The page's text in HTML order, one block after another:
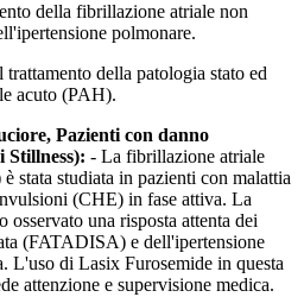
della fibrillazione atriale non
polmonare.
della patologia stato ed
acuto (PAH).
Pazienti con danno
Stillness): - La fibrillazione atriale
stata studiata in pazienti con malattia
(CHE) in fase attiva. La
osservato una risposta attenta dei
(FATADISA) e dell'ipertensione
L'uso di Lasix Furosemide in questa
attenzione e supervisione medica.